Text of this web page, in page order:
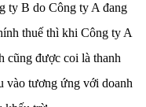
ty B do Công ty A đang
thuế thì khi Công ty A
cũng được coi là thanh
vào tương ứng với doanh